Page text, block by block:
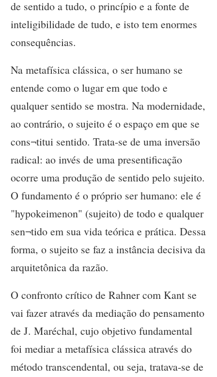
de sentido a tudo, o princípio e a fonte de
inteligibilidade de tudo, e isto tem enormes
consequências.
Na metafísica clássica, o ser humano se
entende como o lugar em que todo e
qualquer sentido se mostra. Na modernidade,
ao contrário, o sujeito é o espaço em que se
cons¬titui sentido. Trata-se de uma inversão
radical: ao invés de uma presentificação
ocorre uma produção de sentido pelo sujeito.
O fundamento é o próprio ser humano: ele é
"hypokeimenon" (sujeito) de todo e qualquer
sen¬tido em sua vida teórica e prática. Dessa
forma, o sujeito se faz a instância decisiva da
arquitetônica da razão.
O confronto crítico de Rahner com Kant se
vai fazer através da mediação do pensamento
de J. Maréchal, cujo objetivo fundamental
foi mediar a metafísica clássica através do
método transcendental, ou seja, tratava-se de